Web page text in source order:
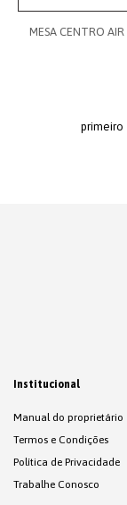
MESA CENTRO AIR
primeiro
Institucional
Manual do proprietário
Termos e Condições
Política de Privacidade
Trabalhe Conosco